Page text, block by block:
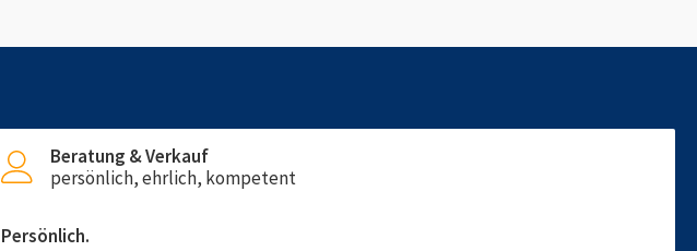
Beratung & Verkauf
persönlich, ehrlich, kompetent
Persönlich.